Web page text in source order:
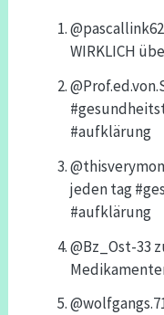
WIRKLICH
#aufklärung
jeden tag
#aufklärung
@Bz_Ost-33